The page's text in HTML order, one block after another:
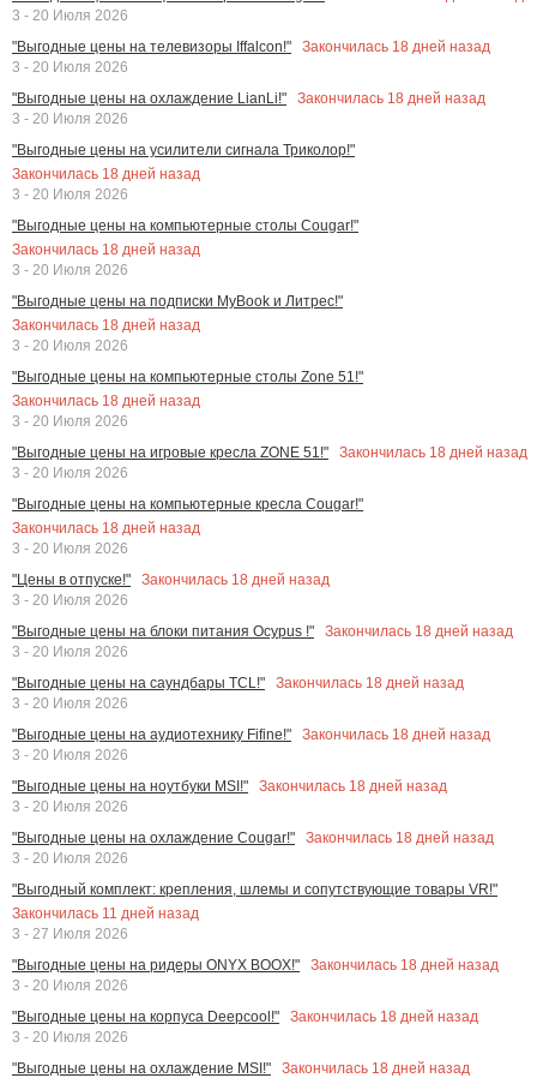
3 - 20 Июля 2026
"Выгодные цены на телевизоры Iffalcon!"
Закончилась 18 дней назад
3 - 20 Июля 2026
"Выгодные цены на охлаждение LianLi!"
Закончилась 18 дней назад
3 - 20 Июля 2026
"Выгодные цены на усилители сигнала Триколор!"
Закончилась 18 дней назад
3 - 20 Июля 2026
"Выгодные цены на компьютерные столы Cougar!"
Закончилась 18 дней назад
3 - 20 Июля 2026
"Выгодные цены на подписки MyBook и Литрес!"
Закончилась 18 дней назад
3 - 20 Июля 2026
"Выгодные цены на компьютерные столы Zone 51!"
Закончилась 18 дней назад
3 - 20 Июля 2026
"Выгодные цены на игровые кресла ZONE 51!"
Закончилась 18 дней назад
3 - 20 Июля 2026
"Выгодные цены на компьютерные кресла Cougar!"
Закончилась 18 дней назад
3 - 20 Июля 2026
"Цены в отпуске!"
Закончилась 18 дней назад
3 - 20 Июля 2026
"Выгодные цены на блоки питания Ocypus !"
Закончилась 18 дней назад
3 - 20 Июля 2026
"Выгодные цены на саундбары TCL!"
Закончилась 18 дней назад
3 - 20 Июля 2026
"Выгодные цены на аудиотехнику Fifine!"
Закончилась 18 дней назад
3 - 20 Июля 2026
"Выгодные цены на ноутбуки MSI!"
Закончилась 18 дней назад
3 - 20 Июля 2026
"Выгодные цены на охлаждение Cougar!"
Закончилась 18 дней назад
3 - 20 Июля 2026
"Выгодный комплект: крепления, шлемы и сопутствующие товары VR!"
Закончилась 11 дней назад
3 - 27 Июля 2026
"Выгодные цены на ридеры ONYX BOOX!"
Закончилась 18 дней назад
3 - 20 Июля 2026
"Выгодные цены на корпуса Deepcool!"
Закончилась 18 дней назад
3 - 20 Июля 2026
"Выгодные цены на охлаждение MSI!"
Закончилась 18 дней назад